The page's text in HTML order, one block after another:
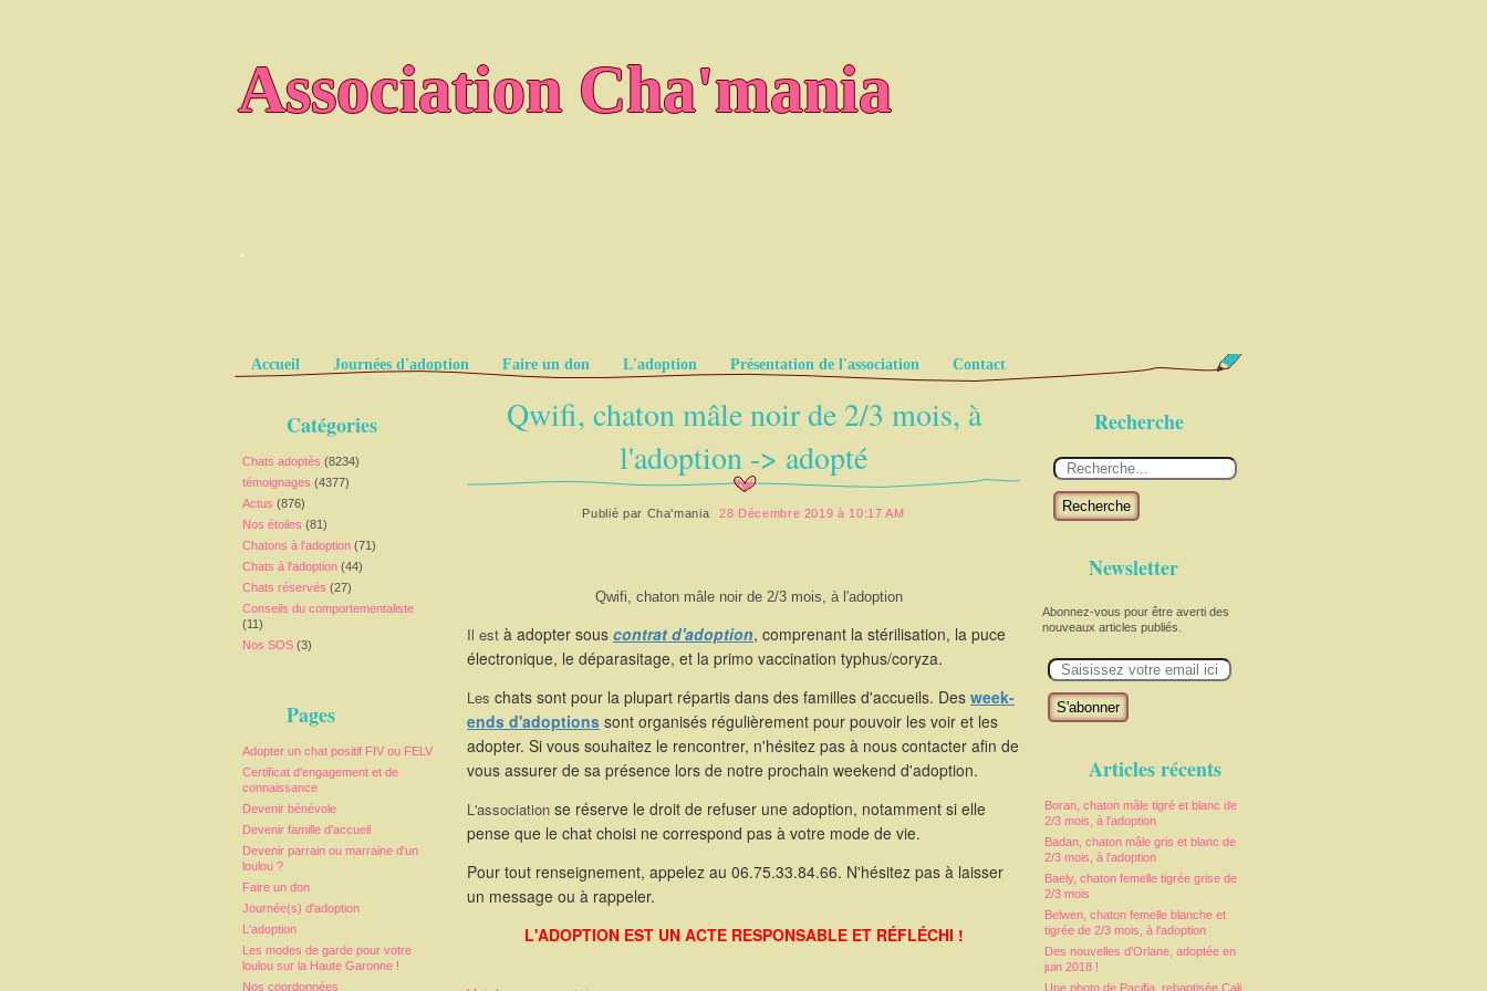
Association Cha'mania
.
Pages
Accueil Journées d'adoption Faire un don L'adoption Présentation de l'association Contact
Catégories
Chats adoptés (8234)
témoignages (4377)
Actus (876)
Nos étoiles (81)
Chatons à l'adoption (71)
Chats à l'adoption (44)
Chats réservés (27)
Conseils du comportementaliste
(11)
Nos SOS (3)
Pages
Adopter un chat positif FIV ou FELV
Certificat d'engagement et de
connaissance
Devenir bénévole
Devenir famille d'accueil
Devenir parrain ou marraine d'un
loulou ?
Faire un don
Journée(s) d'adoption
L'adoption
Les modes de garde pour votre
loulou sur la Haute Garonne !
Nos coordonnées
Recherche
Recherche
Newsletter
Abonnez-vous pour être averti des
nouveaux articles publiés.
m
Articles récents
Boran, chaton mâle tigré et blanc de
2/3 mois, à l'adoption
Badan, chaton mâle gris et blanc de
2/3 mois, à l'adoption
Baely, chaton femelle tigrée grise de
2/3 mois
Belwen, chaton femelle blanche et
tigrée de 2/3 mois, à l'adoption
Des nouvelles d'Orlane, adoptée en
juin 2018 !
Une photo de Pacifia, rebaptisée Cali,
Qwifi, chaton mâle noir de 2/3 mois, à
l'adoption -> adopté
Publié par Cha'mania 28 Décembre 2019 à 10:17 AM
Qwifi, chaton mâle noir de 2/3 mois, à l'adoption
Il est à adopter sous contrat d'adoption, comprenant la stérilisation, la puce
électronique, le déparasitage, et la primo vaccination typhus/coryza.
Les chats sont pour la plupart répartis dans des familles d'accueils. Des week-
ends d'adoptions sont organisés régulièrement pour pouvoir les voir et les
adopter. Si vous souhaitez le rencontrer, n'hésitez pas à nous contacter afin de
vous assurer de sa présence lors de notre prochain weekend d'adoption.
L'association se réserve le droit de refuser une adoption, notamment si elle
pense que le chat choisi ne correspond pas à votre mode de vie.
Pour tout renseignement, appelez au 06.75.33.84.66. N'hésitez pas à laisser
un message ou à rappeler.
L'ADOPTION EST UN ACTE RESPONSABLE ET RÉFLÉCHI !